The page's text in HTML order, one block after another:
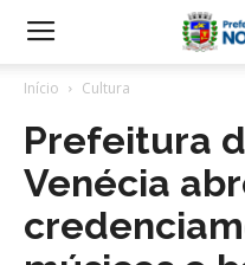
Início Cultura
Prefeitura
Venécia